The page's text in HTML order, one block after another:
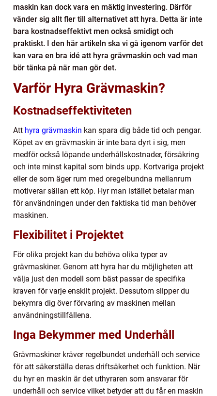
maskin kan dock vara en mäktig investering. Därför
vänder sig allt fler till alternativet att hyra. Detta är inte
bara kostnadseffektivt men också smidigt och
praktiskt. I den här artikeln ska vi gå igenom varför det
kan vara en bra idé att hyra grävmaskin och vad man
bör tänka på när man gör det.
Varför Hyra Grävmaskin?
Kostnadseffektiviteten
Att hyra grävmaskin kan spara dig både tid och pengar.
Köpet av en grävmaskin är inte bara dyrt i sig, men
medför också löpande underhållskostnader, försäkring
och inte minst kapital som binds upp. Kortvariga projekt
eller de som äger rum med oregelbundna mellanrum
motiverar sällan ett köp. Hyr man istället betalar man
för användningen under den faktiska tid man behöver
maskinen.
Flexibilitet i Projektet
För olika projekt kan du behöva olika typer av
grävmaskiner. Genom att hyra har du möjligheten att
välja just den modell som bäst passar de specifika
kraven för varje enskilt projekt. Dessutom slipper du
bekymra dig över förvaring av maskinen mellan
användningstillfällena.
Inga Bekymmer med Underhåll
Grävmaskiner kräver regelbundet underhåll och service
för att säkerställa deras driftsäkerhet och funktion. När
du hyr en maskin är det uthyraren som ansvarar för
underhåll och service vilket betyder att du får en maskin